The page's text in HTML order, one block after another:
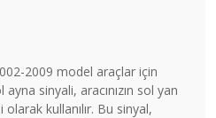
2009 model araçlar için
sinyali, aracınızın sol yan
kullanılır. Bu sinyal,